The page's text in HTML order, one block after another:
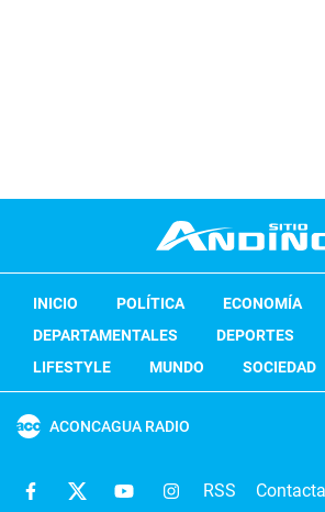
INICIO POLÍTICA ECONOMÍA
DEPARTAMENTALES
DEPORTES
LIFESTYLE
MUNDO SOCIEDAD
ACONCAGUA RADIO
RSS